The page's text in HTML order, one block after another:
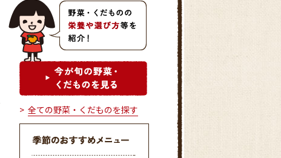
全ての野菜・くだものを探す